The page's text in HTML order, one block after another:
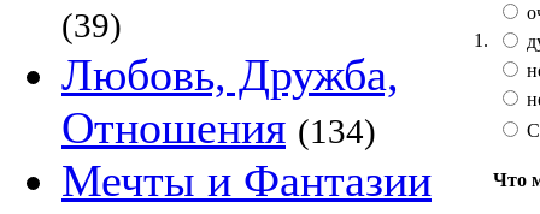
(39)
Любовь, Дружба,
Отношения (134)
Мечты и Фантазии
1.
Что